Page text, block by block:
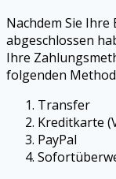
Nachdem Sie
abgeschlossen
Ihre
folgenden
Transfer
Kreditkarte
PayPal